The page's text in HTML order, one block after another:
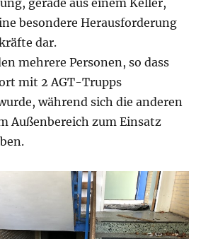
gerade aus einem Keller,
besondere Herausforderung
dar.
mehrere Personen, so dass
mit 2 AGT-Trupps
während sich die anderen
Außenbereich zum Einsatz